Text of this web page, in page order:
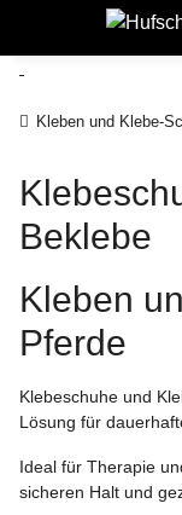
Kleben und Klebe-
Beklebe
Kleben
Pferde
Klebeschuhe und
Lösung für
Ideal für Therapie
sicheren Halt und